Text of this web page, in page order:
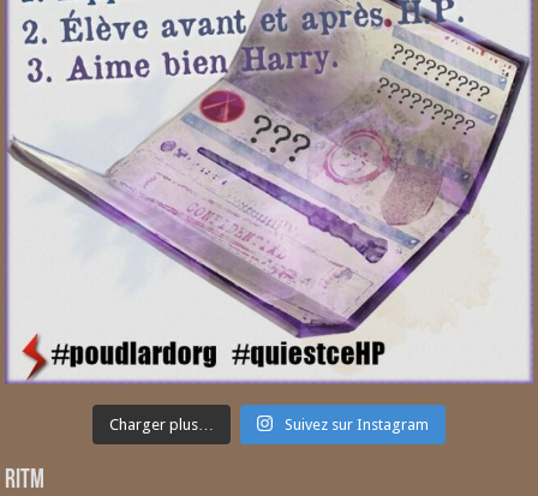
Charger plus… Suivez sur Instagram
RITM